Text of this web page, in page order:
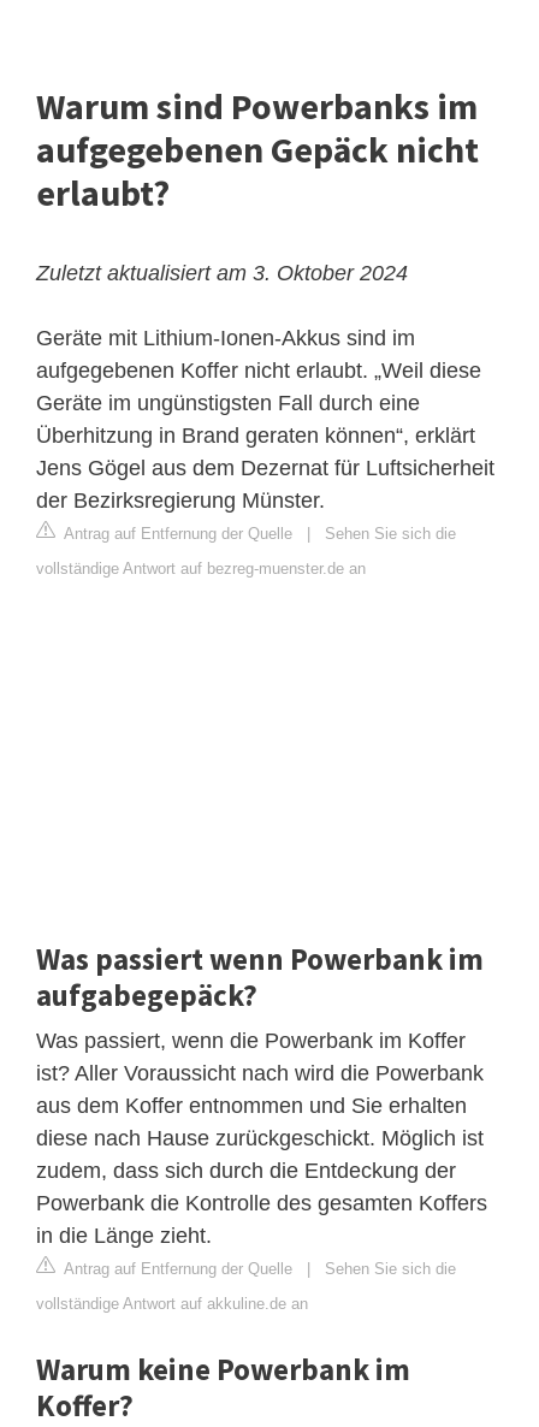
Warum sind Powerbanks im
aufgegebenen Gepäck nicht
erlaubt?
Zuletzt aktualisiert am 3. Oktober 2024
Geräte mit Lithium-Ionen-Akkus sind im
aufgegebenen Koffer nicht erlaubt. „Weil diese
Geräte im ungünstigsten Fall durch eine
Überhitzung in Brand geraten können“, erklärt
Jens Gögel aus dem Dezernat für Luftsicherheit
der Bezirksregierung Münster.
Antrag auf Entfernung der Quelle
Sehen Sie sich die
vollständige Antwort auf bezreg-muenster.de an
Was passiert wenn Powerbank im
aufgabegepäck?
Was passiert, wenn die Powerbank im Koffer
ist? Aller Voraussicht nach wird die Powerbank
aus dem Koffer entnommen und Sie erhalten
diese nach Hause zurückgeschickt. Möglich ist
zudem, dass sich durch die Entdeckung der
Powerbank die Kontrolle des gesamten Koffers
in die Länge zieht.
Antrag auf Entfernung der Quelle
Sehen Sie sich die
vollständige Antwort auf akkuline.de an
Warum keine Powerbank im
Koffer?